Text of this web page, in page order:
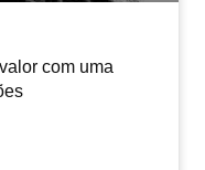
com uma